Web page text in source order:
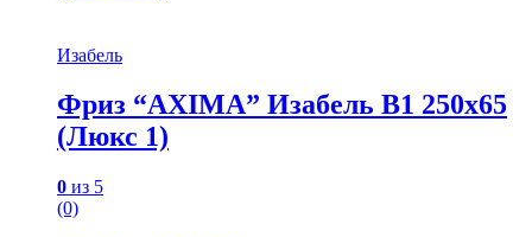
Изабель
Фриз “AXIMA” Изабель B1 250х65
(Люкс 1)
0 из 5
(0)